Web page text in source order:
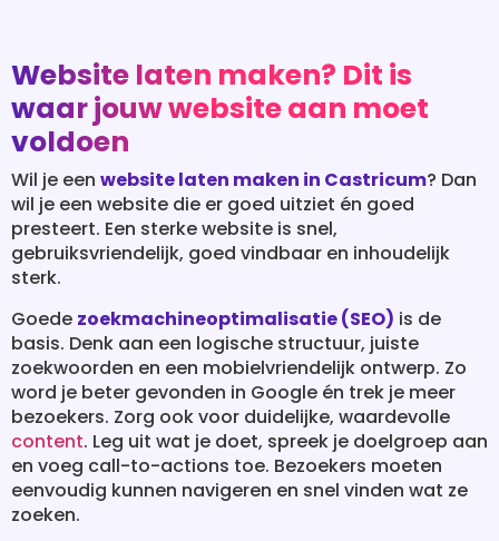
Website laten maken? Dit is
waar jouw website aan moet
voldoen
Wil je een website laten maken in Castricum? Dan
wil je een website die er goed uitziet én goed
presteert. Een sterke website is snel,
gebruiksvriendelijk, goed vindbaar en inhoudelijk
sterk.
Goede zoekmachineoptimalisatie (SEO) is de
basis. Denk aan een logische structuur, juiste
zoekwoorden en een mobielvriendelijk ontwerp. Zo
word je beter gevonden in Google én trek je meer
bezoekers. Zorg ook voor duidelijke, waardevolle
content. Leg uit wat je doet, spreek je doelgroep aan
en voeg call-to-actions toe. Bezoekers moeten
eenvoudig kunnen navigeren en snel vinden wat ze
zoeken.